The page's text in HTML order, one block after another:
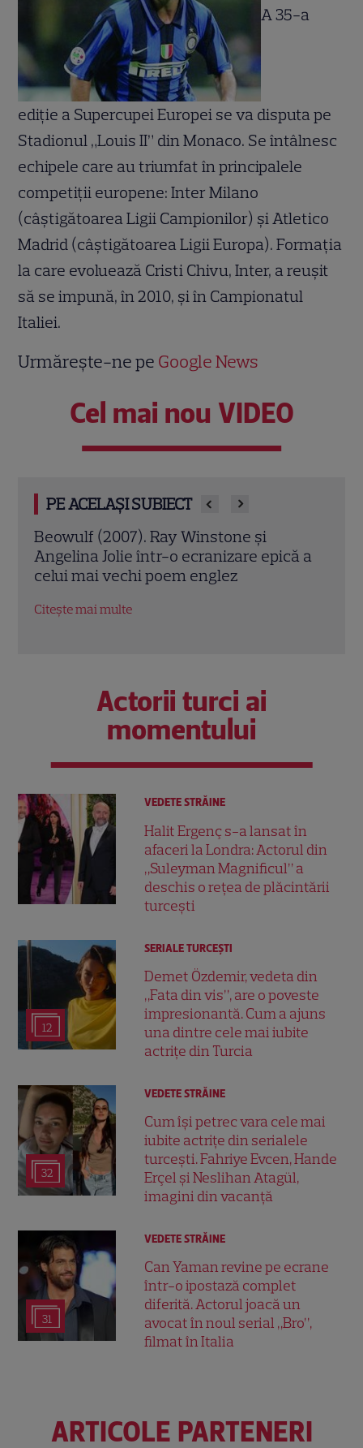
A 35-a
ediție a Supercupei Europei se va disputa pe
Stadionul „Louis II” din Monaco. Se întâlnesc
echipele care au triumfat în principalele
competiții europene: Inter Milano
(câștigătoarea Ligii Campionilor) și Atletico
Madrid (câștigătoarea Ligii Europa). Formația
la care evoluează Cristi Chivu, Inter, a reușit
să se impună, în 2010, și în Campionatul
Italiei.
Urmărește-ne pe Google News
Cel mai nou VIDEO
PE ACELAȘI SUBIECT
Jack Ryan: Agentul din umbră (2014).
Chris Pine și Kevin Costner, într-o cursă
contra cronometru pentru salvarea
Actorii turci ai
momentului
VEDETE STRĂINE
Halit Ergenç s-a lansat în
afaceri la Londra: Actorul din
„Suleyman Magnificul” a
deschis o rețea de plăcintării
turcești
12
SERIALE TURCEŞTI
Demet Özdemir, vedeta din
„Fata din vis”, are o poveste
impresionantă. Cum a ajuns
una dintre cele mai iubite
actrițe din Turcia
32
VEDETE STRĂINE
Cum își petrec vara cele mai
iubite actrițe din serialele
turcești. Fahriye Evcen, Hande
Erçel și Neslihan Atagül,
imagini din vacanță
31
VEDETE STRĂINE
Can Yaman revine pe ecrane
într-o ipostază complet
diferită. Actorul joacă un
avocat în noul serial „Bro”,
filmat în Italia
ARTICOLE PARTENERI